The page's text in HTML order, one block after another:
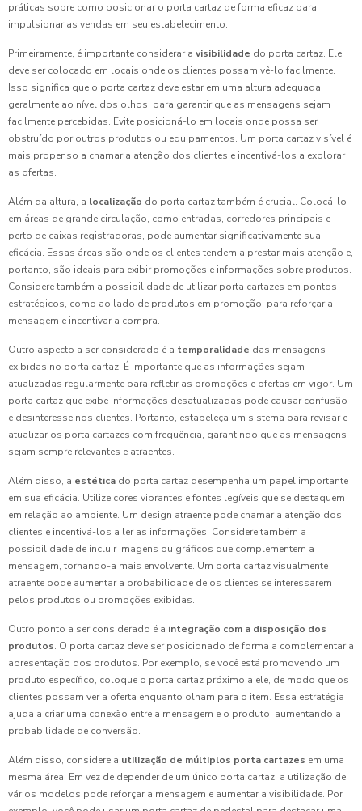
práticas sobre como posicionar o porta cartaz de forma eficaz para
impulsionar as vendas em seu estabelecimento.
Primeiramente, é importante considerar a visibilidade do porta cartaz. Ele
deve ser colocado em locais onde os clientes possam vê-lo facilmente.
Isso significa que o porta cartaz deve estar em uma altura adequada,
geralmente ao nível dos olhos, para garantir que as mensagens sejam
facilmente percebidas. Evite posicioná-lo em locais onde possa ser
obstruído por outros produtos ou equipamentos. Um porta cartaz visível é
mais propenso a chamar a atenção dos clientes e incentivá-los a explorar
as ofertas.
Além da altura, a localização do porta cartaz também é crucial. Colocá-lo
em áreas de grande circulação, como entradas, corredores principais e
perto de caixas registradoras, pode aumentar significativamente sua
eficácia. Essas áreas são onde os clientes tendem a prestar mais atenção e,
portanto, são ideais para exibir promoções e informações sobre produtos.
Considere também a possibilidade de utilizar porta cartazes em pontos
estratégicos, como ao lado de produtos em promoção, para reforçar a
mensagem e incentivar a compra.
Outro aspecto a ser considerado é a temporalidade das mensagens
exibidas no porta cartaz. É importante que as informações sejam
atualizadas regularmente para refletir as promoções e ofertas em vigor. Um
porta cartaz que exibe informações desatualizadas pode causar confusão
e desinteresse nos clientes. Portanto, estabeleça um sistema para revisar e
atualizar os porta cartazes com frequência, garantindo que as mensagens
sejam sempre relevantes e atraentes.
Além disso, a estética do porta cartaz desempenha um papel importante
em sua eficácia. Utilize cores vibrantes e fontes legíveis que se destaquem
em relação ao ambiente. Um design atraente pode chamar a atenção dos
clientes e incentivá-los a ler as informações. Considere também a
possibilidade de incluir imagens ou gráficos que complementem a
mensagem, tornando-a mais envolvente. Um porta cartaz visualmente
atraente pode aumentar a probabilidade de os clientes se interessarem
pelos produtos ou promoções exibidas.
Outro ponto a ser considerado é a integração com a disposição dos
produtos. O porta cartaz deve ser posicionado de forma a complementar a
apresentação dos produtos. Por exemplo, se você está promovendo um
produto específico, coloque o porta cartaz próximo a ele, de modo que os
clientes possam ver a oferta enquanto olham para o item. Essa estratégia
ajuda a criar uma conexão entre a mensagem e o produto, aumentando a
probabilidade de conversão.
Além disso, considere a utilização de múltiplos porta cartazes em uma
mesma área. Em vez de depender de um único porta cartaz, a utilização de
vários modelos pode reforçar a mensagem e aumentar a visibilidade. Por